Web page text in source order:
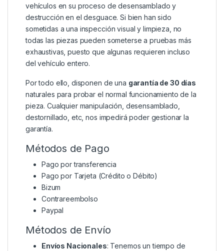
vehículos en su proceso de desensamblado y
destrucción en el desguace. Si bien han sido
sometidas a una inspección visual y limpieza, no
todas las piezas pueden someterse a pruebas más
exhaustivas, puesto que algunas requieren incluso
del vehículo entero.
Por todo ello, disponen de una garantía de 30 días
naturales para probar el normal funcionamiento de la
pieza. Cualquier manipulación, desensamblado,
destornillado, etc, nos impedirá poder gestionar la
garantía.
Métodos de Pago
Pago por transferencia
Pago por Tarjeta (Crédito o Débito)
Bizum
Contrareembolso
Paypal
Métodos de Envío
Envíos Nacionales: Tenemos un tiempo de